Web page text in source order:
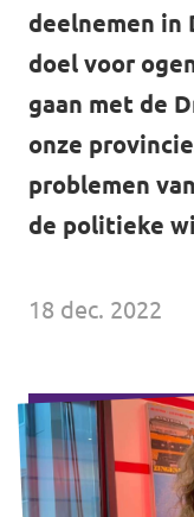
Nieuws
Agenda
Doneer
deelnemen in
doel voor
gaan met de
onze
problemen
de politieke
18 dec. 2022